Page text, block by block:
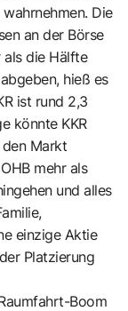
Die
an der Börse
als die Hälfte
hieß es
ist rund 2,3
könnte KKR
Markt
mehr als
und alles
einzige Aktie
Platzierung
Boom